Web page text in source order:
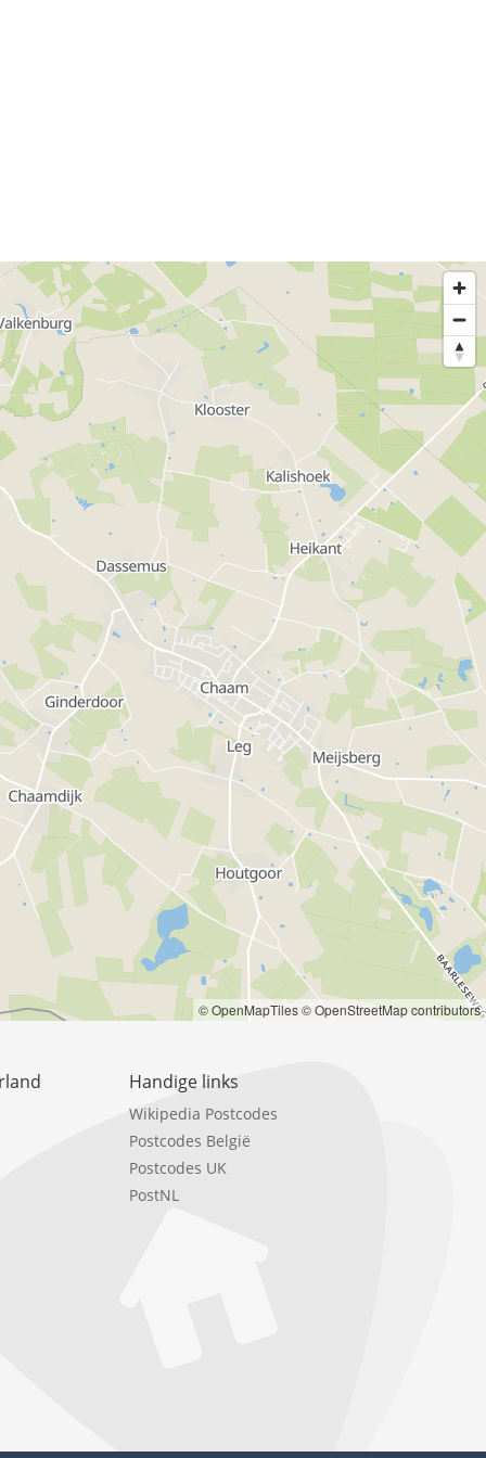
© OpenMapTiles© OpenStreetMap contributors
Handige links
Wikipedia Postcodes
Postcodes België
Postcodes UK
PostNL